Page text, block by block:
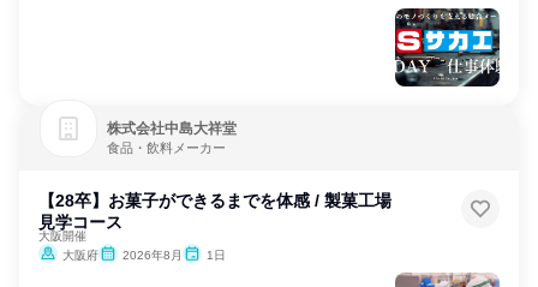
株式会社中島大祥堂
食品・飲料メーカー
【28卒】お菓子ができるまでを体感 / 製菓工場
見学コース
大阪開催
大阪府
2026年8月 1日